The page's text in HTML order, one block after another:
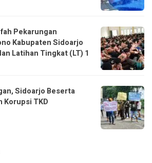
Pekarungan
Kabupaten Sidoarjo
Latihan Tingkat (LT) 1
Sidoarjo Beserta
Korupsi TKD